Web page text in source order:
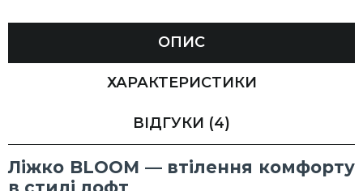
ОПИС
ХАРАКТЕРИСТИКИ
ВІДГУКИ (4)
Ліжко BLOOM — втілення комфорту